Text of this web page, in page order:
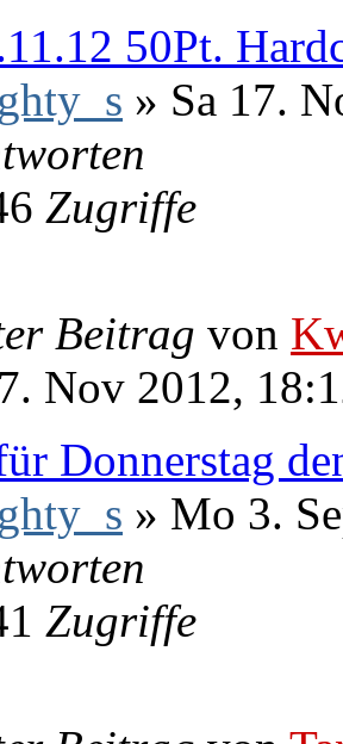
50Pt.
» Sa 17.
Zugriffe
Beitrag von
Nov 2012,
Donnerstag
» Mo 3.
Zugriffe